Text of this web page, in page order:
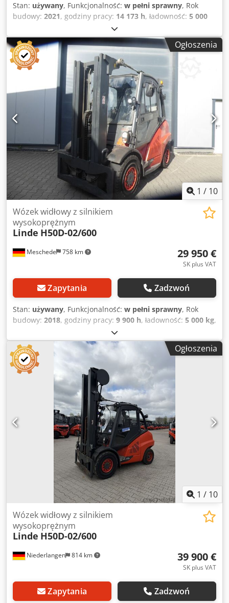
Stan: używany, Funkcjonalność: w pełni sprawny, Rok
budowy: 2021, godziny pracy: 14 173 h, ładowność: 5 000
3 700 mm
podnoszenia:150 mm, rodzaj paliwa:diesel, typ masztu:
Simplex, wysokość konstrukcyjna:2 900 mm, długość
wideł:2 400 mm , typ napędu:Diesel
wysokiego udźwigu z silnikiem Diesla Środek ciężkości
ładunku: 600 Klasa ISO: Klasa ISO 3 = 2500 - 4999 kg Typ
masztu: Standardowy Stan: Gotowy do pracy i w pełni
sprawny Stan techniczny: dobry Opony przednie – typ:
Superelastyczne Opony przednie – stan: 80–100% Opony
tylne – typ: Superelastyczne Crodpfxozmkmre Adpjf Opony
tylne – stan: 80–100% Przesuw boczny, urządzenie do
regulacji wideł, 3. zawór, 4. zawór, reflektor roboczy z tyłu,
reflektor roboczy z przodu, ogrzewanie, filtr cząstek stałych,
pełna kabina, pełny zakres podnoszenia, lampa
bezpieczeństwa.
Ogłoszenia
1 / 10
Meschede 758 km
Wózek widłowy z silnikiem
wysokoprężnym
Linde H50D-02/600
29 950 €
SK plus VAT
Zapytania Zadzwoń
Stan: używany, Funkcjonalność: w pełni sprawny, Rok
budowy: 2018, godziny pracy: 9 900 h, ładowność: 5 000 kg,
4 675 mm
podnoszenia:1 500 mm, rodzaj paliwa:diesel, typ masztu:
triplex, wysokość konstrukcyjna:
, typ napędu:
Diesel, Wózek widłowy spalinowy (diesel) Środek ciężkości:
600 Crjdpfx Ajziq E Tsdpef Klasa ISO: ISO klasa 3 = 2 500 - 4
999 kg Typ masztu: Triplex Stan: gotowy do pracy i w pełni
sprawny Stan techniczny: dobry Opony przednie typ:
superelastyczne Stan opon przednich: 80 - 100% Opony
tylne typ: superelastyczne Stan opon tylnych: 40 - 60% 3.
zawór, 4. zawór, reflektor roboczy tylni, reflektor roboczy
przedni, ogrzewanie, STVZO, pełna kabina, klimatyzacja,
pełny wolny skok masztu, światło ostrzegawcze, lampa
Ogłoszenia
1 / 10
Niederlangen 814 km
Wózek widłowy z silnikiem
wysokoprężnym
Linde H50D-02/600
39 900 €
SK plus VAT
Zapytania Zadzwoń